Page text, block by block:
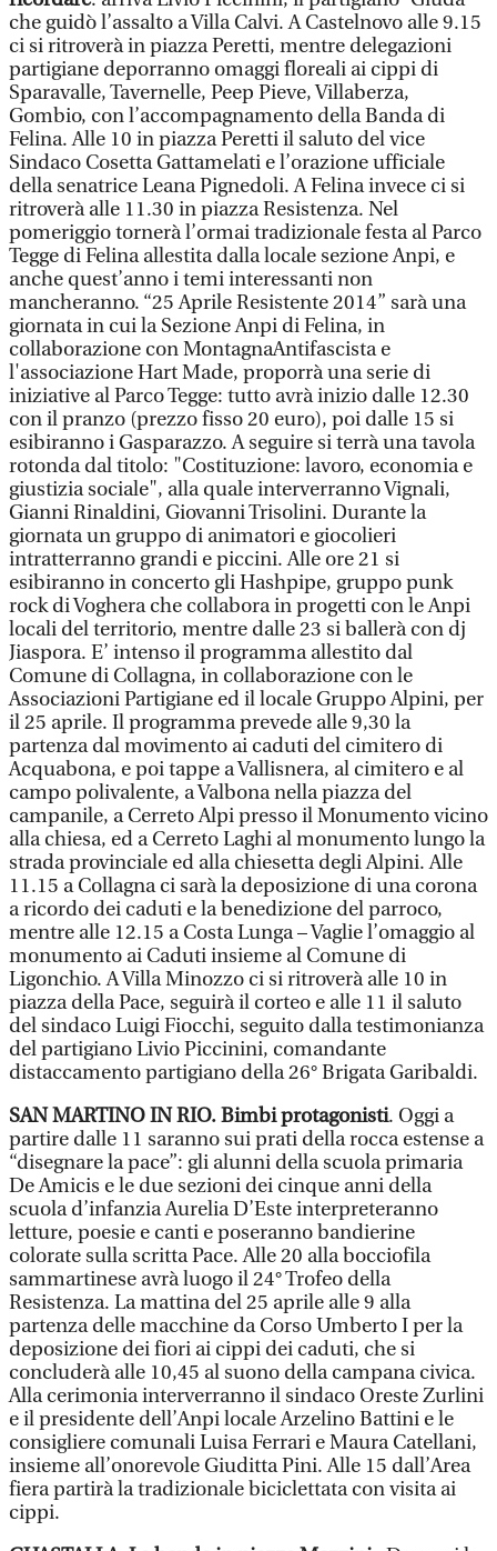
che guidò l’assalto a Villa Calvi. A Castelnovo alle 9.15
ci si ritroverà in piazza Peretti, mentre delegazioni
partigiane deporranno omaggi floreali ai cippi di
Sparavalle, Tavernelle, Peep Pieve, Villaberza,
Gombio, con l’accompagnamento della Banda di
Felina. Alle 10 in piazza Peretti il saluto del vice
Sindaco Cosetta Gattamelati e l’orazione ufficiale
della senatrice Leana Pignedoli. A Felina invece ci si
ritroverà alle 11.30 in piazza Resistenza. Nel
pomeriggio tornerà l’ormai tradizionale festa al Parco
Tegge di Felina allestita dalla locale sezione Anpi, e
anche quest’anno i temi interessanti non
mancheranno. “25 Aprile Resistente 2014” sarà una
giornata in cui la Sezione Anpi di Felina, in
collaborazione con MontagnaAntifascista e
l'associazione Hart Made, proporrà una serie di
iniziative al Parco Tegge: tutto avrà inizio dalle 12.30
con il pranzo (prezzo fisso 20 euro), poi dalle 15 si
esibiranno i Gasparazzo. A seguire si terrà una tavola
rotonda dal titolo: "Costituzione: lavoro, economia e
giustizia sociale", alla quale interverranno Vignali,
Gianni Rinaldini, Giovanni Trisolini. Durante la
giornata un gruppo di animatori e giocolieri
intratterranno grandi e piccini. Alle ore 21 si
esibiranno in concerto gli Hashpipe, gruppo punk
rock di Voghera che collabora in progetti con le Anpi
locali del territorio, mentre dalle 23 si ballerà con dj
Jiaspora. E’ intenso il programma allestito dal
Comune di Collagna, in collaborazione con le
Associazioni Partigiane ed il locale Gruppo Alpini, per
il 25 aprile. Il programma prevede alle 9,30 la
partenza dal movimento ai caduti del cimitero di
Acquabona, e poi tappe a Vallisnera, al cimitero e al
campo polivalente, a Valbona nella piazza del
campanile, a Cerreto Alpi presso il Monumento vicino
alla chiesa, ed a Cerreto Laghi al monumento lungo la
strada provinciale ed alla chiesetta degli Alpini. Alle
11.15 a Collagna ci sarà la deposizione di una corona
a ricordo dei caduti e la benedizione del parroco,
mentre alle 12.15 a Costa Lunga – Vaglie l’omaggio al
monumento ai Caduti insieme al Comune di
Ligonchio. A Villa Minozzo ci si ritroverà alle 10 in
piazza della Pace, seguirà il corteo e alle 11 il saluto
del sindaco Luigi Fiocchi, seguito dalla testimonianza
del partigiano Livio Piccinini, comandante
distaccamento partigiano della 26° Brigata Garibaldi.
SAN MARTINO IN RIO. Bimbi protagonisti. Oggi a
partire dalle 11 saranno sui prati della rocca estense a
“disegnare la pace”: gli alunni della scuola primaria
De Amicis e le due sezioni dei cinque anni della
scuola d’infanzia Aurelia D’Este interpreteranno
letture, poesie e canti e poseranno bandierine
colorate sulla scritta Pace. Alle 20 alla bocciofila
sammartinese avrà luogo il 24° Trofeo della
Resistenza. La mattina del 25 aprile alle 9 alla
partenza delle macchine da Corso Umberto I per la
deposizione dei fiori ai cippi dei caduti, che si
concluderà alle 10,45 al suono della campana civica.
Alla cerimonia interverranno il sindaco Oreste Zurlini
e il presidente dell’Anpi locale Arzelino Battini e le
consigliere comunali Luisa Ferrari e Maura Catellani,
insieme all’onorevole Giuditta Pini. Alle 15 dall’Area
fiera partirà la tradizionale biciclettata con visita ai
cippi.